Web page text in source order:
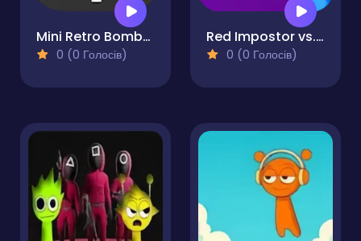
Mini Retro Bomber Enhanced
0 (0 Голосів)
Red Impostor vs. Crew
0 (0 Голосів)